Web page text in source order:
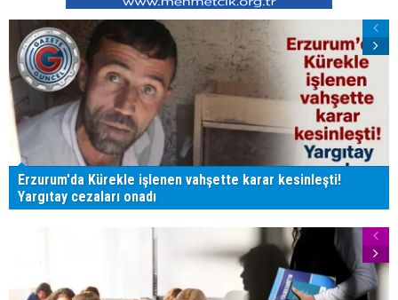
Erzurum'da Kürekle işlenen vahşette karar kesinleşti!
Yargıtay cezaları onadı